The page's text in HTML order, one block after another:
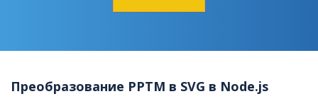
Преобразование PPTM в SVG в Node.js